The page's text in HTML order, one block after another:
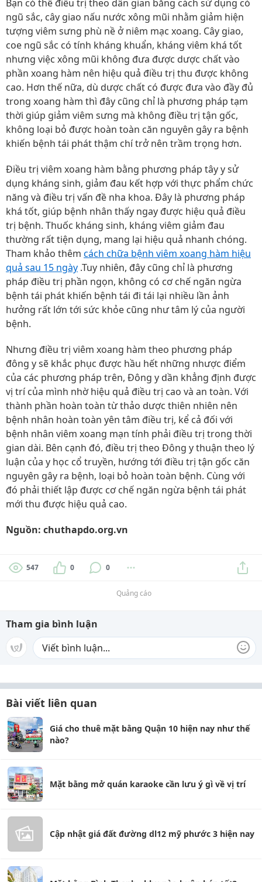
Bạn có thể điều trị theo dân gian bằng cách sử dụng cỏ
ngũ sắc, cây giao nấu nước xông mũi nhằm giảm hiện
tượng viêm sưng phù nề ở niêm mạc xoang. Cây giao,
coe ngũ sắc có tính kháng khuẩn, kháng viêm khá tốt
nhưng việc xông mũi không đưa được dược chất vào
phần xoang hàm nên hiệu quả điều trị thu được không
cao. Hơn thế nữa, dù dược chất có được đưa vào đầy đủ
trong xoang hàm thì đây cũng chỉ là phương pháp tạm
thời giúp giảm viêm sưng mà không điều trị tận gốc,
không loại bỏ được hoàn toàn căn nguyên gây ra bệnh
khiến bệnh tái phát thậm chí trở nên trầm trọng hơn.
Điều trị viêm xoang hàm bằng phương pháp tây y sử
dụng kháng sinh, giảm đau kết hợp với thực phẩm chức
năng và điều trị vấn đề nha khoa. Đây là phương pháp
khá tốt, giúp bệnh nhân thấy ngay được hiệu quả điều
trị bệnh. Thuốc kháng sinh, kháng viêm giảm đau
thường rất tiện dụng, mang lại hiệu quả nhanh chóng.
Tham khảo thêm cách chữa bệnh viêm xoang hàm hiệu
quả sau 15 ngày .Tuy nhiên, đây cũng chỉ là phương
pháp điều trị phần ngọn, không có cơ chế ngăn ngừa
bệnh tái phát khiến bệnh tái đi tái lại nhiều lần ảnh
hưởng rất lớn tới sức khỏe cũng như tâm lý của người
bệnh.
Nhưng điều trị viêm xoang hàm theo phương pháp
đông y sẽ khắc phục được hầu hết những nhược điểm
của các phương pháp trên, Đông y dần khẳng định được
vị trí của mình nhờ hiệu quả điều trị cao và an toàn. Với
thành phần hoàn toàn từ thảo dược thiên nhiên nên
bệnh nhân hoàn toàn yên tâm điều trị, kể cả đối với
bệnh nhân viêm xoang mạn tính phải điều trị trong thời
gian dài. Bên cạnh đó, điều trị theo Đông y thuận theo lý
luận của y học cổ truyền, hướng tới điều trị tận gốc căn
nguyên gây ra bệnh, loại bỏ hoàn toàn bệnh. Cùng với
đó phải thiết lập được cơ chế ngăn ngừa bệnh tái phát
mới thu được hiệu quả cao.
Nguồn: chuthapdo.org.vn
547 0 0
Quảng cáo
Tham gia bình luận
Bài viết liên quan
Giá cho thuê mặt bằng Quận 10 hiện nay như thế
nào?
Mặt bằng mở quán karaoke cần lưu ý gì về vị trí
Cập nhật giá đất đường dl12 mỹ phước 3 hiện nay